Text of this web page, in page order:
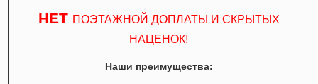
НЕТ ПОЭТАЖНОЙ ДОПЛАТЫ И СКРЫТЫХ
НАЦЕНОК!
Наши преимущества: